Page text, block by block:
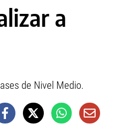
a
de Nivel Medio.